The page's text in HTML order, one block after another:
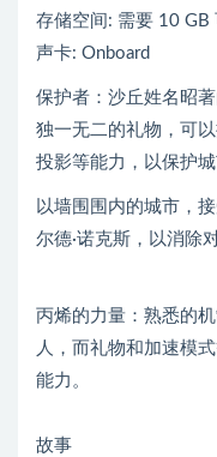
存储空间: 需要 10 GB
声卡: Onboard
保护者：沙丘姓名昭
独一无二的礼物，可
投影等能力，以保护
以墙围围内的城市，
尔德·诺克斯，以消除
丙烯的力量：熟悉的
人，而礼物和加速模
能力。
故事